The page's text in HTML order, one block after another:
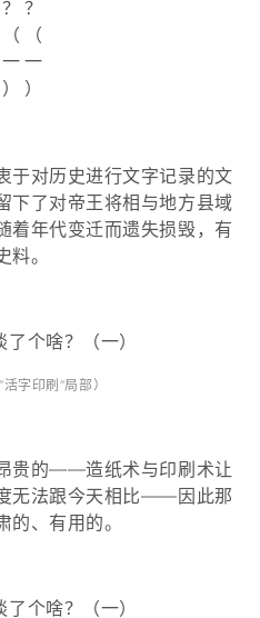
于对历史进行文字记录的文
下了对帝王将相与地方县域
着年代变迁而遗失损毁，有
。
活字印刷”局部）
贵的——造纸术与印刷术让
无法跟今天相比——因此那
、有用的。